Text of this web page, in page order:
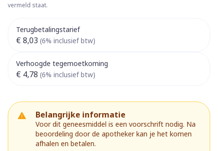
vermeld staat.
Terugbetalingstarief
€ 8,03 (6% inclusief btw)
Verhoogde tegemoetkoming
€ 4,78 (6% inclusief btw)
Belangrijke informatie
Voor dit geneesmiddel is een voorschrift nodig. Na
beoordeling door de apotheker kan je het komen
afhalen en betalen.